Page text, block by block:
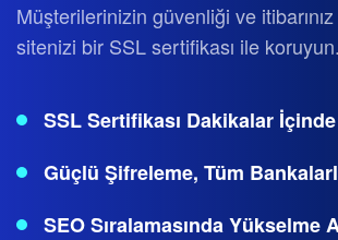
Müşterilerinizin güvenliği ve
sitenizi bir SSL sertifikası ile koruyun.
SSL Sertifikası Dakikalar
Güçlü Şifreleme, Tüm
SEO Sıralamasında Yükselme